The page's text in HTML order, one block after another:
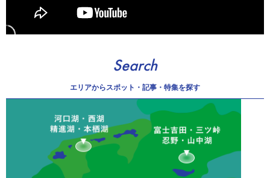
Search
エリアからスポット・記事・特集を探す